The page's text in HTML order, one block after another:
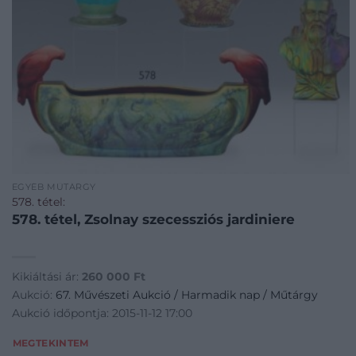
EGYÉB MŰTÁRGY
578. tétel:
578. tétel, Zsolnay szecessziós jardiniere
Kikiáltási ár: 260 000 Ft
Aukció: 67. Művészeti Aukció / Harmadik nap / Műtárgy
Aukció időpontja: 2015-11-12 17:00
MEGTEKINTEM